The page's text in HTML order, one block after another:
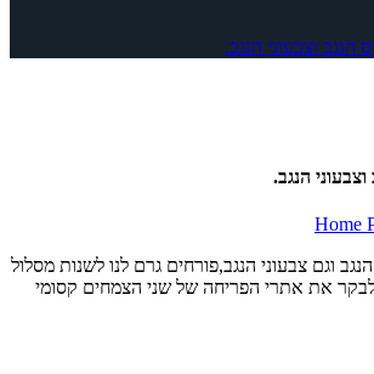
הנגב וצבעוני הנגב.
הנגב.
Home
וגם צבעוני הנגב,פורחים גרם לנו לשנות מסלול
לבקר את אתרי הפריחה של שני הצמחים קסומי